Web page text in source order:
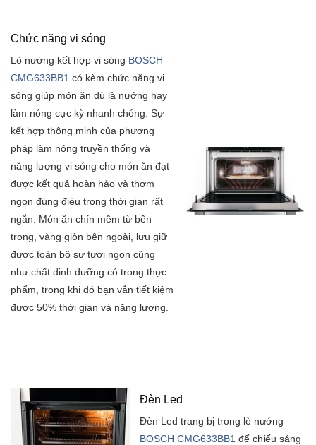
Chức năng vi sóng
Lò nướng kết hợp vi sóng BOSCH
CMG633BB1 có kèm chức năng vi
sóng giúp món ăn dù là nướng hay
làm nóng cực kỳ nhanh chóng. Sự
kết hợp thông minh của phương
pháp làm nóng truyền thống và
năng lượng vi sóng cho món ăn đạt
được kết quả hoàn hảo và thơm
ngon đúng điệu trong thời gian rất
ngắn. Món ăn chín mềm từ bên
trong, vàng giòn bên ngoài, lưu giữ
được toàn bộ sự tươi ngon cũng
như chất dinh dưỡng có trong thực
phẩm, trong khi đó bạn vẫn tiết kiệm
được 50% thời gian và năng lượng.
Đèn Led
Đèn Led trang bị trong lò nướng
BOSCH CMG633BB1 để chiếu sáng